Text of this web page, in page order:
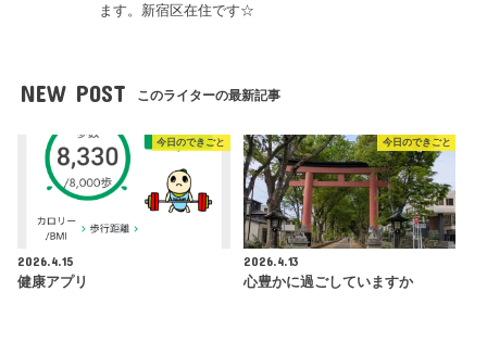
ます。新宿区在住です☆
NEW POST このライターの最新記事
今日のできごと
2026.4.15
健康アプリ
今日のできごと
2026.4.13
心豊かに過ごしていますか